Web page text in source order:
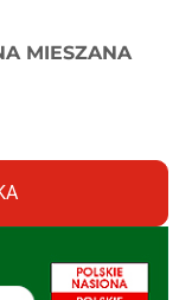
MIESZANA